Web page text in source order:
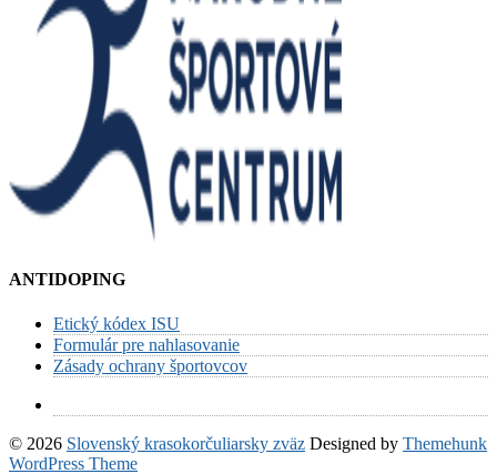
ANTIDOPING
Etický kódex ISU
Formulár pre nahlasovanie
Zásady ochrany športovcov
© 2026 Slovenský krasokorčuliarsky zväz Designed by Themehunk
WordPress Theme